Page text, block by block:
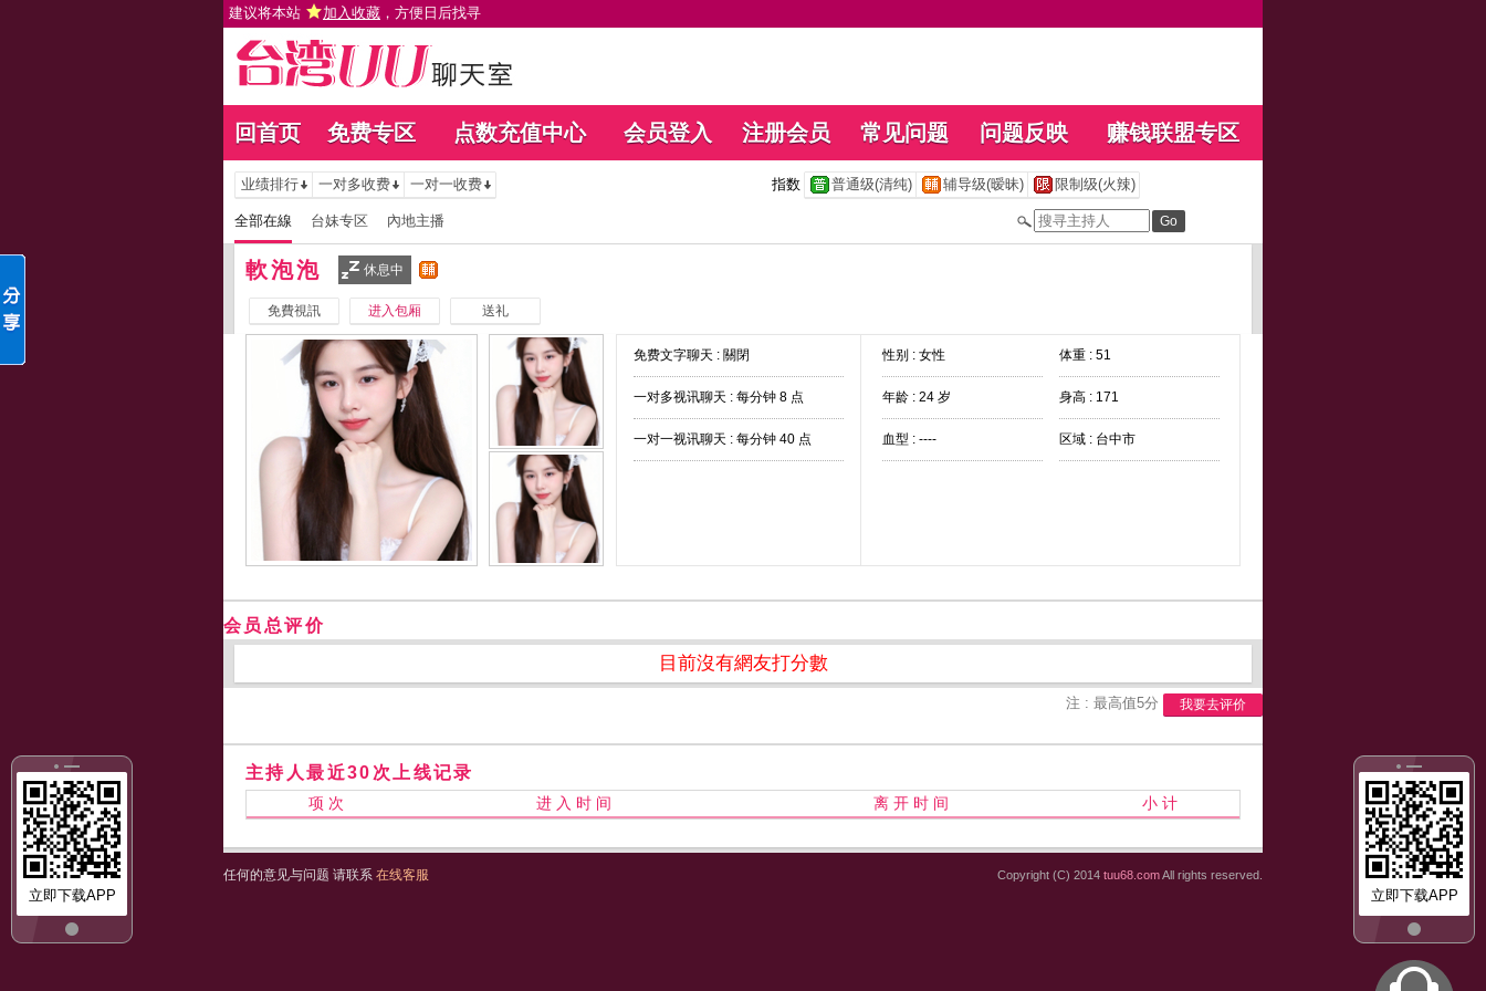
建议将本站 加入收藏 ，方便日后找寻
回首页 免费专区 点数充值中心 会员登入 注册会员 常见问题 问题反映 赚钱联盟专区
立即下载APP
立即下载APP
业绩排行 一对多收费 一对一收费 指数 普通级(清纯) 辅导级(暧昧) 限制级(火辣)
全部在線 台妹专区 內地主播
軟泡泡 休息中
免費視訊 进入包厢 送礼
免费文字聊天 : 關閉
一对多视讯聊天 : 每分钟 8 点
一对一视讯聊天 : 每分钟 40 点
性别 : 女性 体重 : 51
年龄 : 24 岁 身高 : 171
血型 : ---- 区域 : 台中市
会员总评价
目前沒有網友打分數
注 : 最高值5分 我要去评价
主持人最近30次上线记录
项 次 进 入 时 间 离 开 时 间 小 计
任何的意见与问题 请联系 在线客服 Copyright (C) 2014 tuu68.comAll rights reserved.